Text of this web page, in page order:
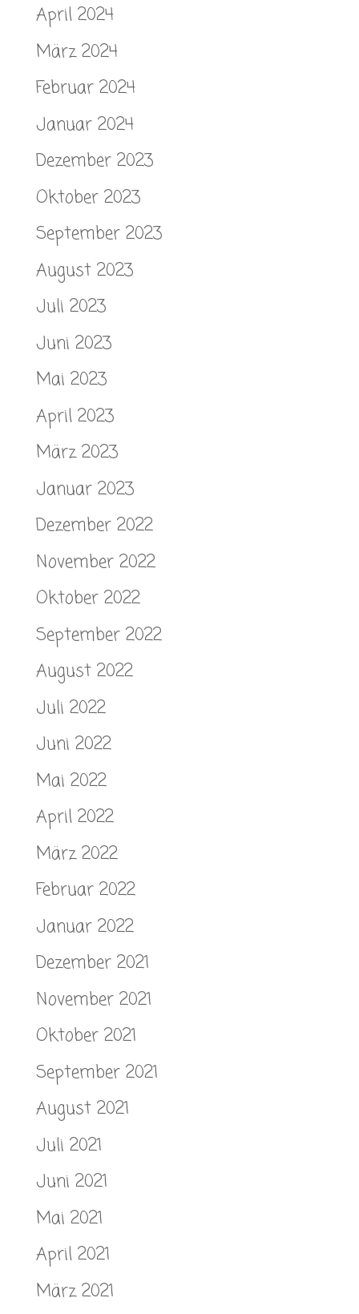
April 2024
März 2024
Februar 2024
Januar 2024
Dezember 2023
Oktober 2023
September 2023
August 2023
Juli 2023
Juni 2023
Mai 2023
April 2023
März 2023
Januar 2023
Dezember 2022
November 2022
Oktober 2022
September 2022
August 2022
Juli 2022
Juni 2022
Mai 2022
April 2022
März 2022
Februar 2022
Januar 2022
Dezember 2021
November 2021
Oktober 2021
September 2021
August 2021
Juli 2021
Juni 2021
Mai 2021
April 2021
März 2021